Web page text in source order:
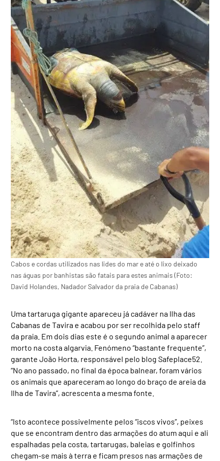
Cabos e cordas utilizados nas lides do mar e até o lixo deixado
nas águas por banhistas são fatais para estes animais (Foto:
David Holandes, Nadador Salvador da praia de Cabanas)
Uma tartaruga gigante apareceu já cadáver na Ilha das
Cabanas de Tavira e acabou por ser recolhida pelo staff
da praia. Em dois dias este é o segundo animal a aparecer
morto na costa algarvia. Fenómeno “bastante frequente”,
garante João Horta, responsável pelo blog Safeplace52.
“No ano passado, no final da época balnear, foram vários
os animais que apareceram ao longo do braço de areia da
Ilha de Tavira”, acrescenta a mesma fonte.
“Isto acontece possivelmente pelos “iscos vivos”, peixes
que se encontram dentro das armações do atum aqui e ali
espalhadas pela costa, tartarugas, baleias e golfinhos
chegam-se mais à terra e ficam presos nas armações de